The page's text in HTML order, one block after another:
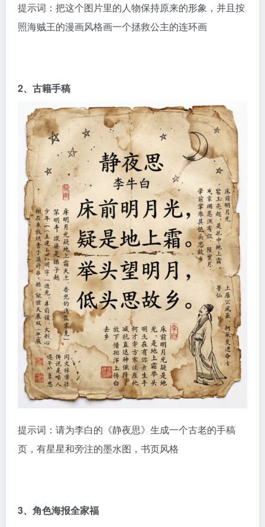
提示词：把这个图片里的人物保持原来的形象，并且按
照海贼王的漫画风格画一个拯救公主的连环画
2、古籍手稿
提示词：请为李白的《静夜思》生成一个古老的手稿
页，有星星和旁注的墨水图，书页风格
3、角色海报全家福